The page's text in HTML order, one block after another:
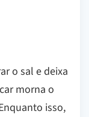
o sal e deixa
morna o
isso,